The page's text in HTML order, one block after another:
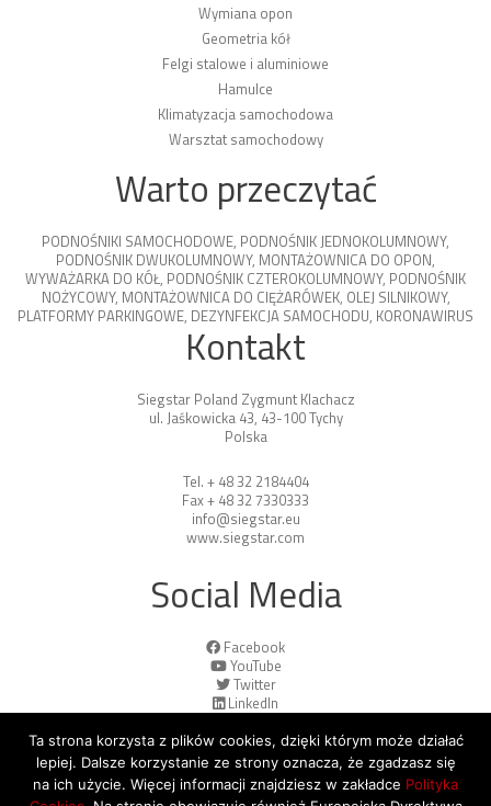
Wymiana opon
Geometria kół
Felgi stalowe i aluminiowe
Hamulce
Klimatyzacja samochodowa
Warsztat samochodowy
Warto przeczytać
PODNOŚNIKI SAMOCHODOWE, PODNOŚNIK JEDNOKOLUMNOWY,
PODNOŚNIK DWUKOLUMNOWY, MONTAŻOWNICA DO OPON,
WYWAŻARKA DO KÓŁ, PODNOŚNIK CZTEROKOLUMNOWY, PODNOŚNIK
NOŻYCOWY, MONTAŻOWNICA DO CIĘŻARÓWEK, OLEJ SILNIKOWY,
PLATFORMY PARKINGOWE, DEZYNFEKCJA SAMOCHODU, KORONAWIRUS
Kontakt
Siegstar Poland Zygmunt Klachacz
ul. Jaśkowicka 43, 43-100 Tychy
Polska
Tel. + 48 32 2184404
Fax + 48 32 7330333
info@siegstar.eu
www.siegstar.com
Social Media
Facebook
YouTube
Twitter
LinkedIn
Ta strona korzysta z plików cookies, dzięki którym może działać
lepiej. Dalsze korzystanie ze strony oznacza, że zgadzasz się
na ich użycie. Więcej informacji znajdziesz w zakładce Polityka